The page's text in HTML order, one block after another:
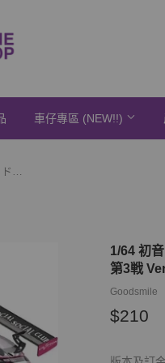
車仔專區 (NEW!!)
1/64 初音ミク GTプロジェクト グッドスマイル 初音ミク AMG 2021 SUPER GT 第3戦 Ver.※不設寄送《22年2月預定》
1/64 初
第3戦
Goodsmile
$210